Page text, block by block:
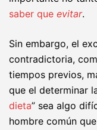
saber que evitar.
Sin embargo, el
contradictoria,
tiempos previos,
que el determinar
dieta” sea algo
hombre común